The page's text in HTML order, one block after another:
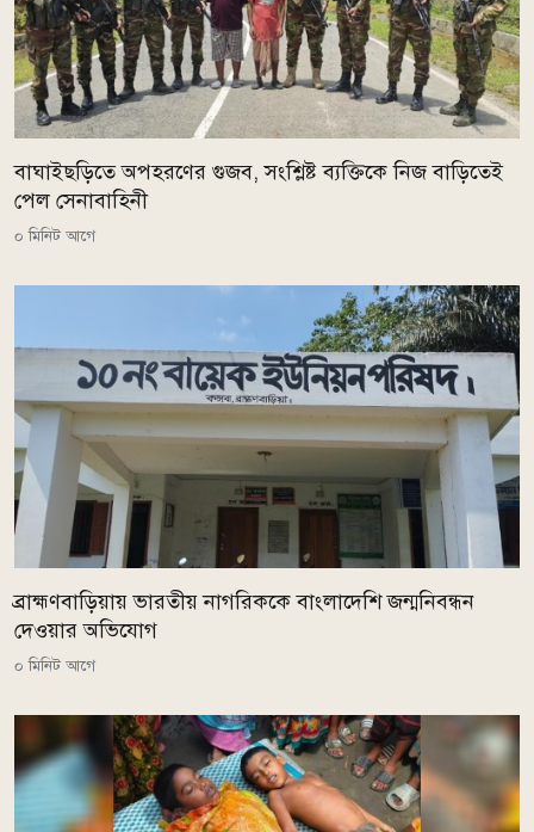
বাঘাইছড়িতে অপহরণের গুজব, সংশ্লিষ্ট ব্যক্তিকে নিজ বাড়িতেই
পেল সেনাবাহিনী
০ মিনিট আগে
ব্রাহ্মণবাড়িয়ায় ভারতীয় নাগরিককে বাংলাদেশি জন্মনিবন্ধন
দেওয়ার অভিযোগ
০ মিনিট আগে